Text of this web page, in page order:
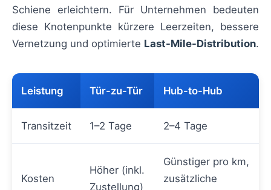
Schiene erleichtern. Für Unternehmen bedeuten
diese Knotenpunkte kürzere Leerzeiten, bessere
Vernetzung und optimierte Last-Mile-Distribution.
Leistung Tür-zu-Tür Hub-to-Hub
Transitzeit 1–2 Tage 2–4 Tage
Kosten
Höher (inkl.
Zustellung)
Günstiger pro km,
zusätzliche